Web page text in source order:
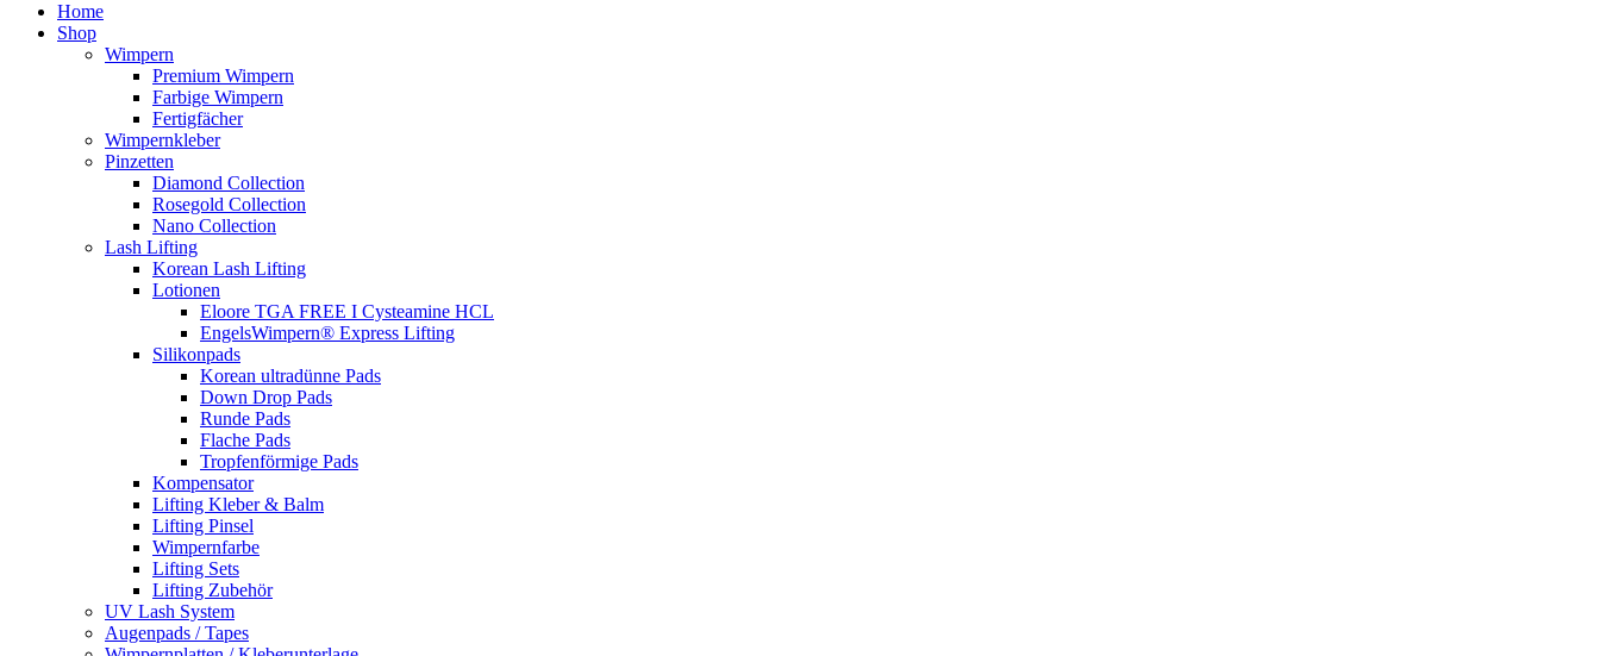
Home
Shop
Wimpern
Premium Wimpern
Farbige Wimpern
Fertigfächer
Wimpernkleber
Pinzetten
Diamond Collection
Rosegold Collection
Nano Collection
Lash Lifting
Korean Lash Lifting
Lotionen
Eloore TGA FREE I Cysteamine HCL
EngelsWimpern® Express Lifting
Silikonpads
Korean ultradünne Pads
Down Drop Pads
Runde Pads
Flache Pads
Tropfenförmige Pads
Kompensator
Lifting Kleber & Balm
Lifting Pinsel
Wimpernfarbe
Lifting Sets
Lifting Zubehör
UV Lash System
Augenpads / Tapes